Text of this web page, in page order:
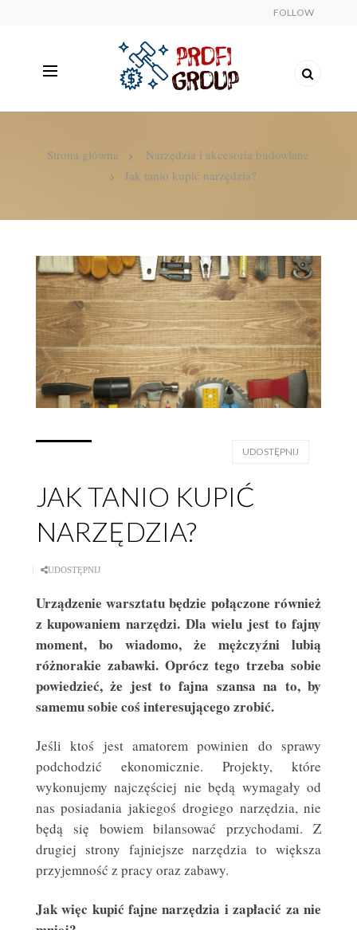
FOLLOW
Strona główna
Narzędzia i akcesoria budowlane
Jak tanio kupić narzędzia?
UDOSTĘPNIJ
JAK TANIO KUPIĆ
NARZĘDZIA?
UDOSTĘPNIJ
Urządzenie warsztatu będzie połączone również
z kupowaniem narzędzi. Dla wielu jest to fajny
moment, bo wiadomo, że mężczyźni lubią
różnorakie zabawki. Oprócz tego trzeba sobie
powiedzieć, że jest to fajna szansa na to, by
samemu sobie coś interesującego zrobić.
Jeśli ktoś jest amatorem powinien do sprawy
podchodzić ekonomicznie. Projekty, które
wykonujemy najczęściej nie będą wymagały od
nas posiadania jakiegoś drogiego narzędzia, nie
będą się bowiem bilansować przychodami. Z
drugiej strony fajniejsze narzędzia to większa
przyjemność z pracy oraz zabawy.
Jak więc kupić fajne narzędzia i zapłacić za nie